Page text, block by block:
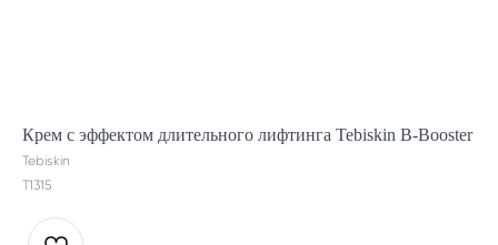
Крем с эффектом длительного лифтинга Tebiskin B-Booster
Tebiskin
T1315